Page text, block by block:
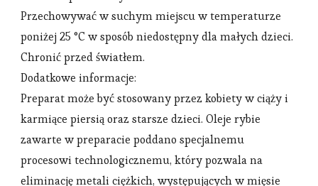
Przechowywać w suchym miejscu w temperaturze
poniżej 25 °C w sposób niedostępny dla małych dzieci.
Chronić przed światłem.
Dodatkowe informacje:
Preparat może być stosowany przez kobiety w ciąży i
karmiące piersią oraz starsze dzieci. Oleje rybie
zawarte w preparacie poddano specjalnemu
procesowi technologicznemu, który pozwala na
eliminację metali ciężkich, występujących w mięsie